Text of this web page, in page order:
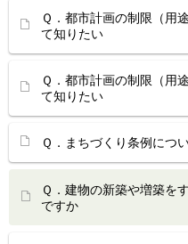
Ｑ．都市計画の制限（用
て知りたい
Ｑ．都市計画の制限（用
て知りたい
Ｑ．まちづくり条例につ
Ｑ．建物の新築や増築を
ですか